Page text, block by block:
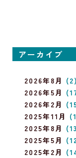
アーカイブ
2026年8月 (2)
2026年5月
2026年2月
2025年11月
2025年8月
2025年5月
2025年2月